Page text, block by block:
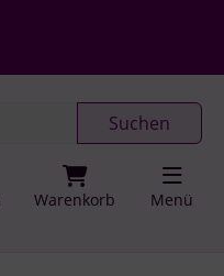
Suchen
Warenkorb Menü